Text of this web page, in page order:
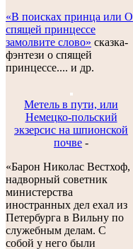
«В поисках принца или О
спящей принцессе
замолвите слово» сказка-
фэнтези о спящей
принцессе.... и др.
Метель в пути, или
Немецко-польский
экзерсис на шпионской
почве -
«Барон Николас Вестхоф,
надворный советник
министерства
иностранных дел ехал из
Петербурга в Вильну по
служебным делам. С
собой у него были